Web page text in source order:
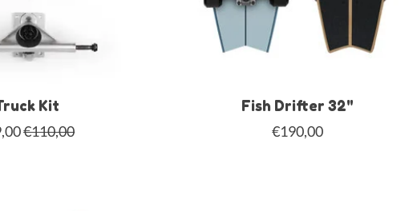
Kit
€110,00
Fish Drifter 32"
€190,00